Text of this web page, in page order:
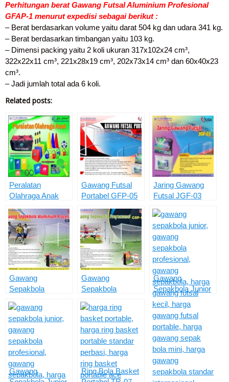
Perhitungan berat Gawang Futsal Aluminium Profesional
GFAP-1 menurut expedisi sebagai berikut :
– Berat berdasarkan volume yaitu darat 504 kg dan udara 341 kg.
– Berat berdasarkan timbangan yaitu 103 kg.
– Dimensi packing yaitu 2 koli ukuran 317x102x24 cm³,
322x22x11 cm³, 221x28x19 cm³, 202x73x14 cm³ dan 60x40x23
cm³.
– Jadi jumlah total ada 6 koli.
Related posts:
Peralatan
Olahraga Anak
Gawang Futsal
Portabel GFP-05
Jaring Gawang
Futsal JGF-03
Gawang
Sepakbola
Profesional
GSAP-1
Gawang
Sepakbola
02
Gawang
Sepakbola Junior
GSJP-03
Gawang
Ring Bola Basket